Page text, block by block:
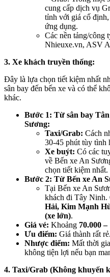
cung cấp dịch vụ
tỉnh với giá cố
ứng dụng.
Các nền tảng/công
Nhieuxe.vn, ASV
3. Xe khách truyền thống:
Đây là lựa chọn tiết kiệm nhất
sân bay đến bến xe và có thể
khác.
Bước 1: Từ sân bay
Sương:
Taxi/Grab: Cách
30-45 phút tùy tình
Xe buýt: Có các
về Bến xe An
chọn tiết kiệm nhất.
Bước 2: Từ Bến xe An
Tại Bến xe An
khách đi Tây Ninh.
Hải, Kim Mạnh
(xe lớn).
Giá vé: Khoảng 70.000
Ưu điểm: Giá thành rất rẻ.
Nhược điểm: Mất thời
không tiện lợi nếu bạn
4. Taxi/Grab (Không khuyến